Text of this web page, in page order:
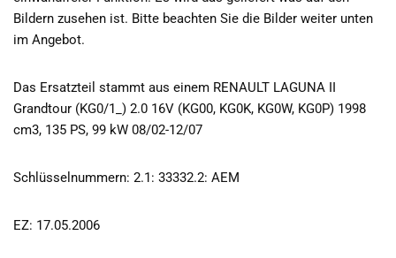
Bildern zusehen ist. Bitte beachten Sie die Bilder weiter unten
im Angebot.
Das Ersatzteil stammt aus einem RENAULT LAGUNA II
Grandtour (KG0/1_) 2.0 16V (KG00, KG0K, KG0W, KG0P) 1998
cm3, 135 PS, 99 kW 08/02-12/07
Schlüsselnummern: 2.1: 33332.2: AEM
EZ: 17.05.2006